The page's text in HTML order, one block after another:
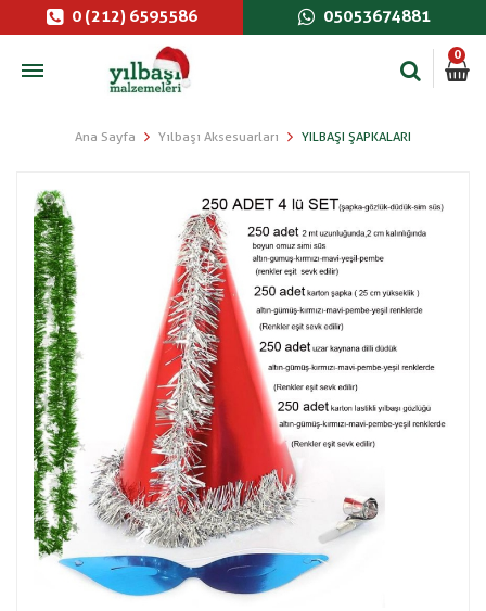
0 (212) 6595586 05053674881
0
Ana Sayfa Yılbaşı Aksesuarları YILBAŞI ŞAPKALARI